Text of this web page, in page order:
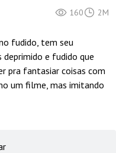
160 2M
fudido, tem seu
deprimido e fudido que
pra fantasiar coisas com
um filme, mas imitando